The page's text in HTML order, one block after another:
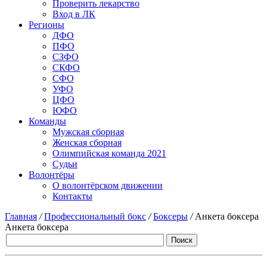
Проверить лекарство
Вход в ЛК
Регионы
ДФО
ПФО
СЗФО
СКФО
СФО
УФО
ЦФО
ЮФО
Команды
Мужская сборная
Женская сборная
Олимпийская команда 2021
Судьи
Волонтёры
О волонтёрском движении
Контакты
Главная / Профессиональный бокс / Боксеры /Анкета боксера
Анкета боксера